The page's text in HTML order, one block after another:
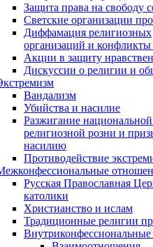
Защита права на свободу
Светские организации
Диффамация религиозных
организаций и
Акции в защиту
Дискуссии о религии и
Вандализм
Убийства и насилие
Разжигание
религиозной розни и
насилию
Противодействие
Русская Православная
католики
Христианство и ислам
Традиционные религии